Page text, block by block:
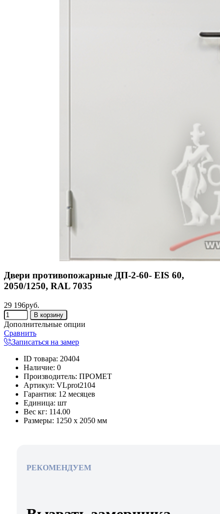
Двери противопожарные ДП-2-60- EIS 60,
2050/1250, RAL 7035
29 196руб.
Дополнительные опции
Сравнить
Записаться на замер
ID товара: 20404
Наличие: 0
Производитель: ПРОМЕТ
Артикул: VLprot2104
Гарантия: 12 месяцев
Единица: шт
Вес кг: 114.00
Размеры: 1250 х 2050 мм
РЕКОМЕНДУЕМ